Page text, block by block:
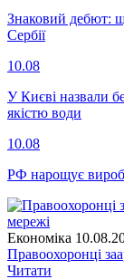
Знаковий дебют:
Сербії
10.08
У Києві назвали
якістю води
10.08
РФ нарощує
Економіка
Правоохоронці
Читати